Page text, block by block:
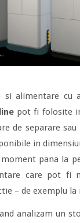
si alimentare cu
pot fi folosite
de separare
in
pana la
care pot fi
– de exemplu
analizam un